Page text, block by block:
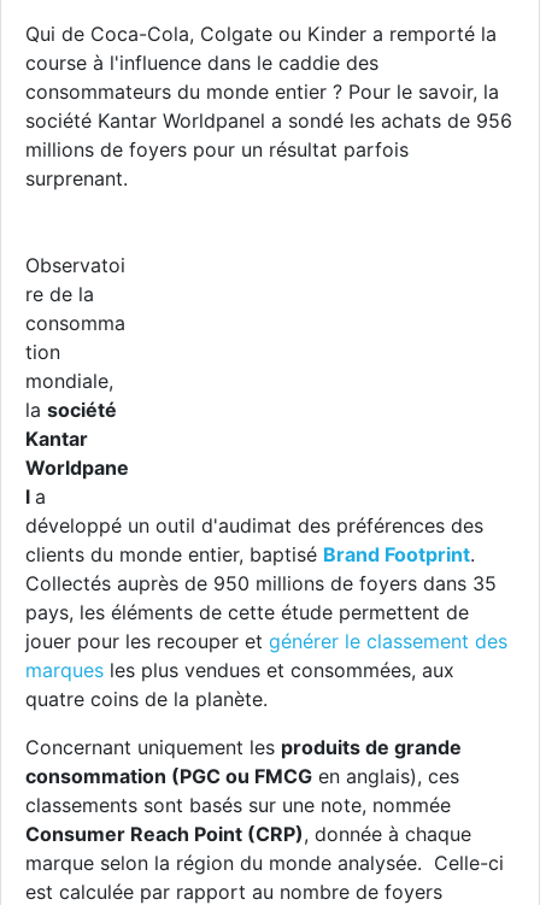
Qui de Coca-Cola, Colgate ou Kinder a remporté la
course à l'influence dans le caddie des
consommateurs du monde entier ? Pour le savoir, la
société Kantar Worldpanel a sondé les achats de 956
millions de foyers pour un résultat parfois
surprenant.
Observatoi
re de la
consomma
tion
mondiale,
la société
Kantar
Worldpane
l a
développé un outil d'audimat des préférences des
clients du monde entier, baptisé Brand Footprint.
Collectés auprès de 950 millions de foyers dans 35
pays, les éléments de cette étude permettent de
jouer pour les recouper et générer le classement des
marques les plus vendues et consommées, aux
quatre coins de la planète.
Concernant uniquement les produits de grande
consommation (PGC ou FMCG en anglais), ces
classements sont basés sur une note, nommée
Consumer Reach Point (CRP), donnée à chaque
marque selon la région du monde analysée. Celle-ci
est calculée par rapport au nombre de foyers